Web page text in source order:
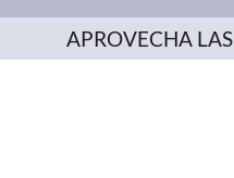
APROVECHA